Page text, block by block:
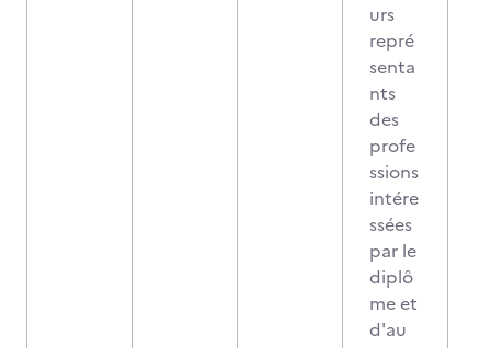
urs
repré
senta
nts
des
profe
ssions
intére
ssées
par le
diplô
me et
d'au